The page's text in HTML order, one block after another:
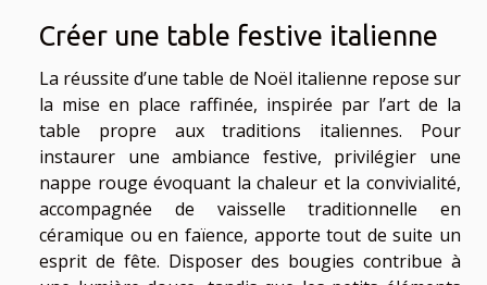
Créer une table festive italienne
La réussite d’une table de Noël italienne repose sur
la mise en place raffinée, inspirée par l’art de la
table propre aux traditions italiennes. Pour
instaurer une ambiance festive, privilégier une
nappe rouge évoquant la chaleur et la convivialité,
accompagnée de vaisselle traditionnelle en
céramique ou en faïence, apporte tout de suite un
esprit de fête. Disposer des bougies contribue à